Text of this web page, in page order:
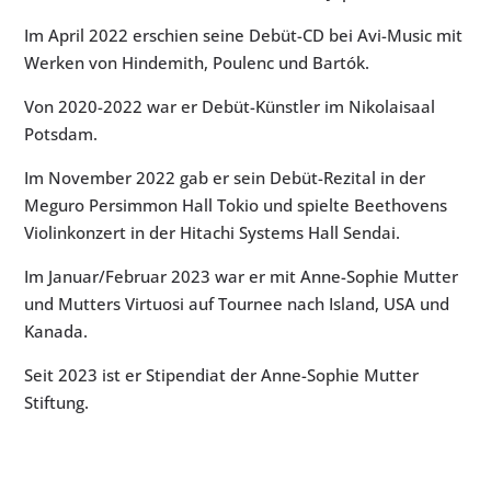
Im April 2022 erschien seine Debüt-CD bei Avi-Music mit
Werken von Hindemith, Poulenc und Bartók.
Von 2020-2022 war er Debüt-Künstler im Nikolaisaal
Potsdam.
Im November 2022 gab er sein Debüt-Rezital in der
Meguro Persimmon Hall Tokio und spielte Beethovens
Violinkonzert in der Hitachi Systems Hall Sendai.
Im Januar/Februar 2023 war er mit Anne-Sophie Mutter
und Mutters Virtuosi auf Tournee nach Island, USA und
Kanada.
Seit 2023 ist er Stipendiat der Anne-Sophie Mutter
Stiftung.